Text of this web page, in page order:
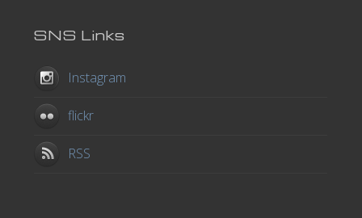
SNS Links
Instagram
flickr
RSS